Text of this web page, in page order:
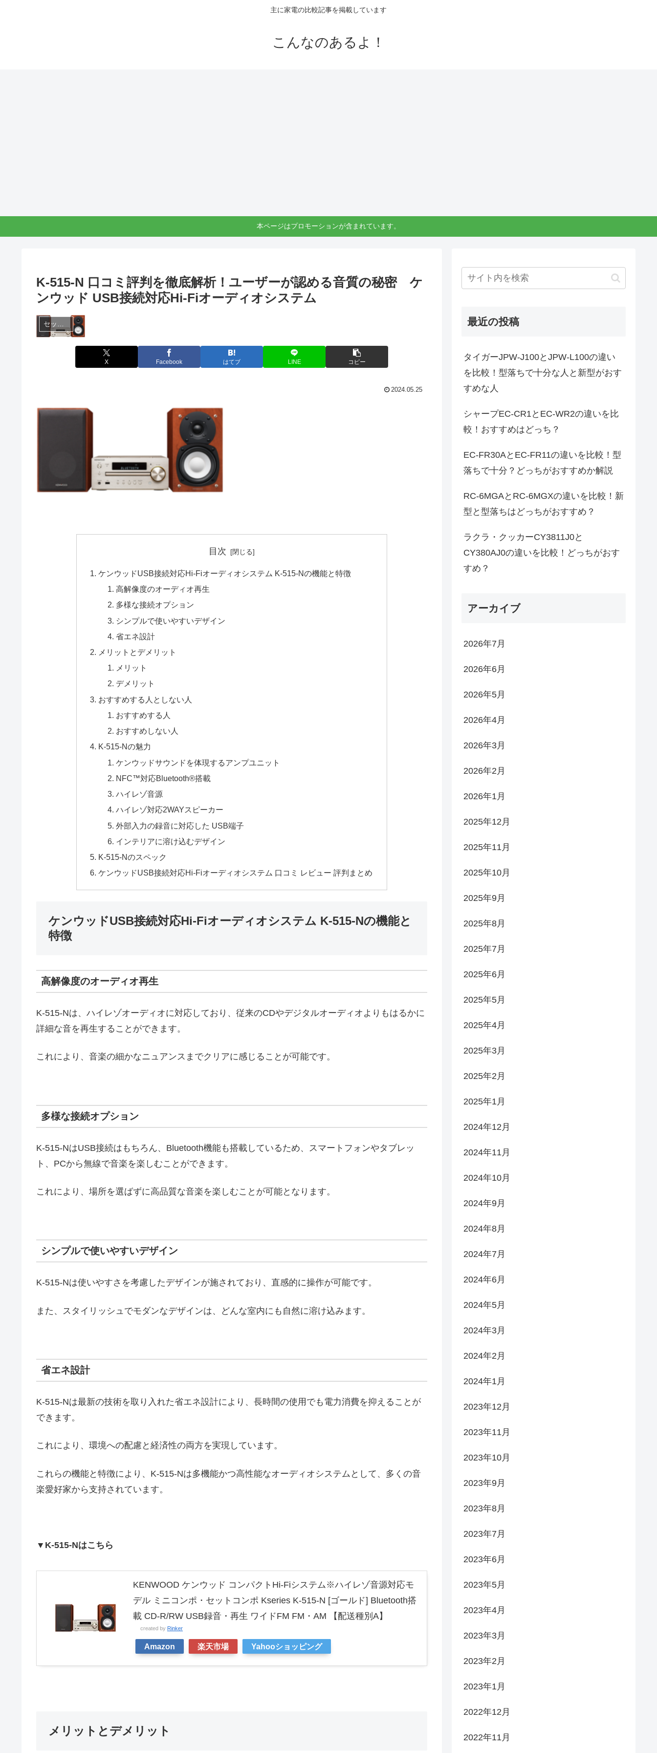
主に家電の比較記事を掲載しています
こんなのあるよ！
本ページはプロモーションが含まれています。
K-515-N 口コミ評判を徹底解析！ユーザーが認める音質の秘密 ケ
ンウッド USB接続対応Hi-Fiオーディオシステム
X Facebook はてブ LINE コピー
2024.05.25
目次
ケンウッドUSB接続対応Hi-Fiオーディオシステム K-515-Nの機能と特徴
高解像度のオーディオ再生
多様な接続オプション
シンプルで使いやすいデザイン
省エネ設計
メリットとデメリット
メリット
デメリット
おすすめする人としない人
おすすめする人
おすすめしない人
K-515-Nの魅力
ケンウッドサウンドを体現するアンプユニット
NFC™対応Bluetooth®搭載
ハイレゾ音源
ハイレゾ対応2WAYスピーカー
外部入力の録音に対応した USB端子
インテリアに溶け込むデザイン
K-515-Nのスペック
ケンウッドUSB接続対応Hi-Fiオーディオシステム 口コミ レビュー 評判まとめ
ケンウッドUSB接続対応Hi-Fiオーディオシステム K-515-Nの機能と
特徴
高解像度のオーディオ再生
K-515-Nは、ハイレゾオーディオに対応しており、従来のCDやデジタルオーディオよりもはるかに
詳細な音を再生することができます。
これにより、音楽の細かなニュアンスまでクリアに感じることが可能です。
多様な接続オプション
K-515-NはUSB接続はもちろん、Bluetooth機能も搭載しているため、スマートフォンやタブレッ
ト、PCから無線で音楽を楽しむことができます。
これにより、場所を選ばずに高品質な音楽を楽しむことが可能となります。
シンプルで使いやすいデザイン
K-515-Nは使いやすさを考慮したデザインが施されており、直感的に操作が可能です。
また、スタイリッシュでモダンなデザインは、どんな室内にも自然に溶け込みます。
省エネ設計
K-515-Nは最新の技術を取り入れた省エネ設計により、長時間の使用でも電力消費を抑えることが
できます。
これにより、環境への配慮と経済性の両方を実現しています。
これらの機能と特徴により、K-515-Nは多機能かつ高性能なオーディオシステムとして、多くの音
楽愛好家から支持されています。
▼K-515‐Nはこちら
KENWOOD ケンウッド コンパクトHi-Fiシステム※ハイレゾ音源対応モ
デル ミニコンポ・セットコンポ Kseries K-515-N [ゴールド] Bluetooth搭
載 CD-R/RW USB録音・再生 ワイドFM FM・AM 【配送種別A】
created by Rinker
Amazon 楽天市場 Yahooショッピング
メリットとデメリット
最近の投稿
タイガーJPW-J100とJPW-L100の違い
を比較！型落ちで十分な人と新型がおす
すめな人
シャープEC-CR1とEC-WR2の違いを比
較！おすすめはどっち？
EC-FR30AとEC-FR11の違いを比較！型
落ちで十分？どっちがおすすめか解説
RC-6MGAとRC-6MGXの違いを比較！新
型と型落ちはどっちがおすすめ？
ラクラ・クッカーCY3811J0と
CY380AJ0の違いを比較！どっちがおす
すめ？
アーカイブ
2026年7月
2026年6月
2026年5月
2026年4月
2026年3月
2026年2月
2026年1月
2025年12月
2025年11月
2025年10月
2025年9月
2025年8月
2025年7月
2025年6月
2025年5月
2025年4月
2025年3月
2025年2月
2025年1月
2024年12月
2024年11月
2024年10月
2024年9月
2024年8月
2024年7月
2024年6月
2024年5月
2024年3月
2024年2月
2024年1月
2023年12月
2023年11月
2023年10月
2023年9月
2023年8月
2023年7月
2023年6月
2023年5月
2023年4月
2023年3月
2023年2月
2023年1月
2022年12月
2022年11月